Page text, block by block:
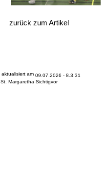
zurück zum Artikel
09.07.2026 - 8.3.31
St. Margaretha Sichtigvor